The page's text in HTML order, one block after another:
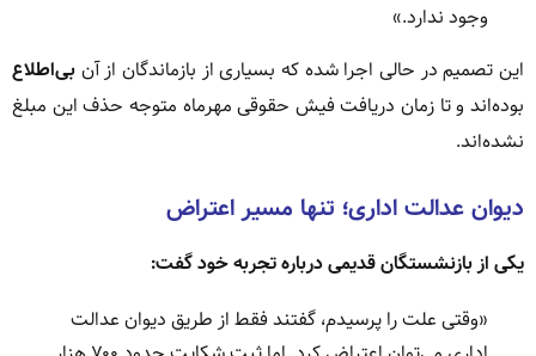
وجود ندارد.»
این تصمیم در حالی اجرا شده که بسیاری از بازماندگان از آن بی‌اطلاع
بوده‌اند و تا زمان دریافت فیش حقوقی مهرماه متوجه حذف این مبلغ
نشده‌اند.
دیوان عدالت اداری؛ تنها مسیر اعتراض
یکی از بازنشستگان قدیمی درباره تجربه خود گفت:
«وقتی علت را پرسیدم، گفتند فقط از طریق دیوان عدالت